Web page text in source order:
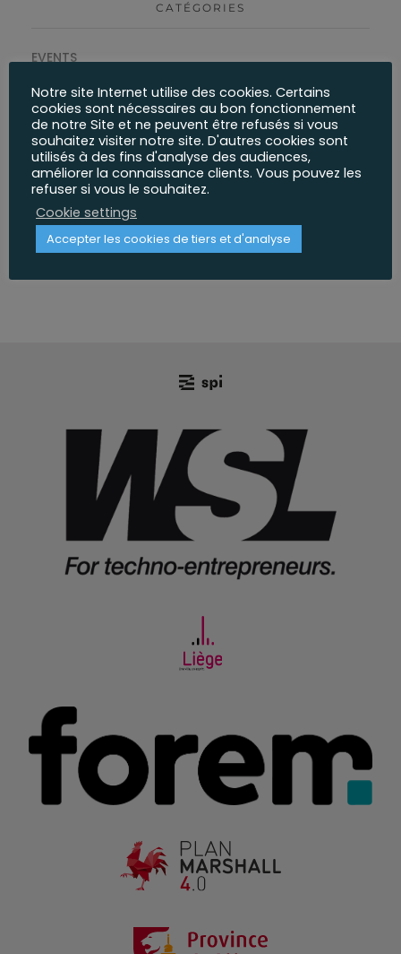
CATÉGORIES
EVENTS
PROJETS
MÉTA
Connexion
Flux des publications
Flux des commentaires
Notre site Internet utilise des cookies. Certains
cookies sont nécessaires au bon fonctionnement
de notre Site et ne peuvent être refusés si vous
souhaitez visiter notre site. D'autres cookies sont
utilisés à des fins d'analyse des audiences,
améliorer la connaissance clients. Vous pouvez les
refuser si vous le souhaitez.
Cookie settings
Accepter les cookies de tiers et d'analyse